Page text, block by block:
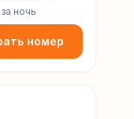
за ночь
номер